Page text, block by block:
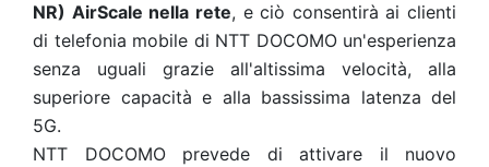
NR) AirScale nella rete, e ciò consentirà ai clienti
di telefonia mobile di NTT DOCOMO un'esperienza
senza uguali grazie all'altissima velocità, alla
superiore capacità e alla bassissima latenza del
5G.
NTT DOCOMO prevede di attivare il nuovo